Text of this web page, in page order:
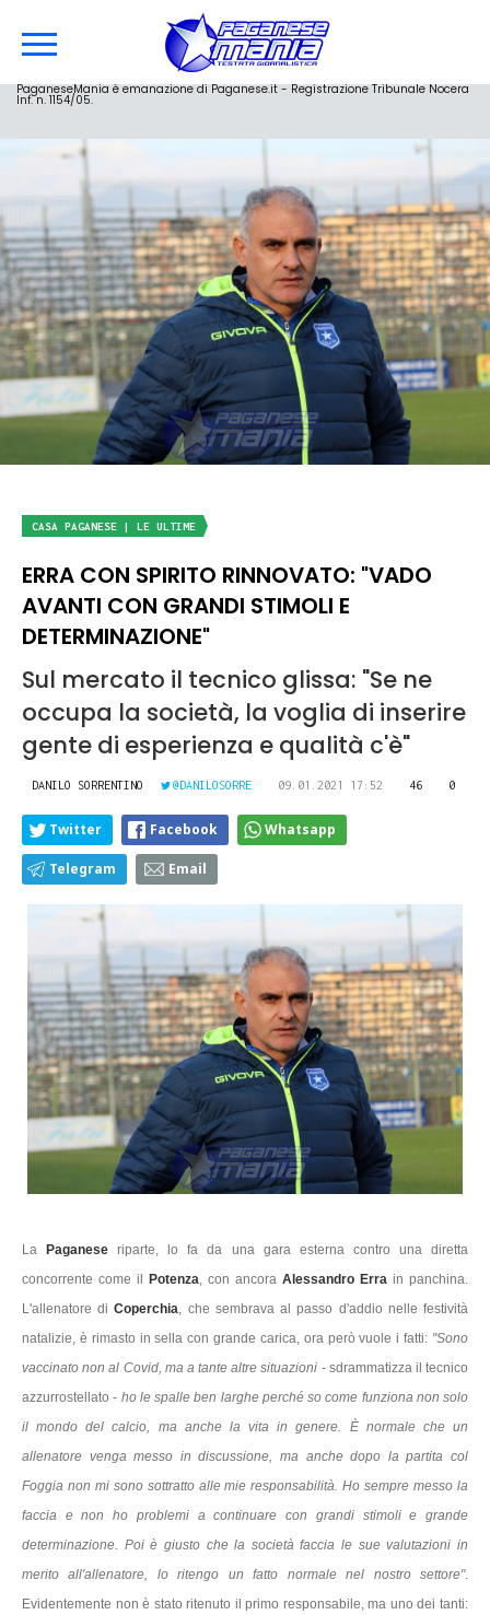
PaganeseMania è emanazione di Paganese.it - Registrazione Tribunale Nocera
Inf. n. 1154/05.
CASA PAGANESE | LE ULTIME
ERRA CON SPIRITO RINNOVATO: "VADO
AVANTI CON GRANDI STIMOLI E
DETERMINAZIONE"
Sul mercato il tecnico glissa: "Se ne
occupa la società, la voglia di inserire
gente di esperienza e qualità c'è"
DANILO SORRENTINO @DANILOSORRE 09.01.2021 17:52 46 0
Twitter Facebook Whatsapp
Telegram Email
La Paganeseriparte, lo fa da una gara esterna contro una diretta
concorrente come il
Potenza, con ancora Alessandro Erra in panchina.
L'allenatore diCoperchia, che sembrava al passo d'addio nelle festività
natalizie, è rimasto in sella con grande carica, ora però vuole i fatti: "Sono
vaccinato non al Covid, ma a tante altre situazioni - sdrammatizza il tecnico
azzurrostellato - ho le spalle ben larghe perché so come funziona non solo
il mondo del calcio, ma anche la vita in genere. È normale che un
allenatore venga messo in discussione, ma anche dopo la partita col
Foggia non mi sono sottratto alle mie responsabilità. Ho sempre messo la
faccia e non ho problemi a continuare con grandi stimoli e grande
determinazione. Poi è giusto che la società faccia le sue valutazioni in
merito all'allenatore, lo ritengo un fatto normale nel nostro settore".
Evidentemente non è stato ritenuto il primo responsabile, ma uno dei tanti: